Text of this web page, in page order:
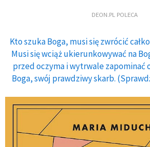
DEON.PL POLECA
Kto szuka Boga, musi się zwrócić
Musi się wciąż ukierunkowywać na
przed oczyma i wytrwale zapominać
Boga, swój prawdziwy skarb.